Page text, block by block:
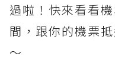
過啦！快來看看
間，跟你的機票
～